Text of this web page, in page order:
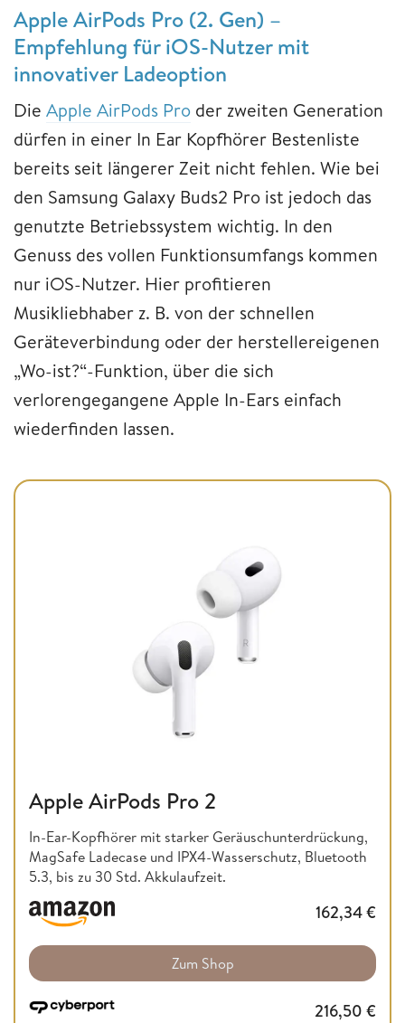
Apple AirPods Pro (2. Gen) –
Empfehlung für iOS-Nutzer mit
innovativer Ladeoption
Die Apple AirPods Pro der zweiten Generation
dürfen in einer In Ear Kopfhörer Bestenliste
bereits seit längerer Zeit nicht fehlen. Wie bei
den Samsung Galaxy Buds2 Pro ist jedoch das
genutzte Betriebssystem wichtig. In den
Genuss des vollen Funktionsumfangs kommen
nur iOS-Nutzer. Hier profitieren
Musikliebhaber z. B. von der schnellen
Geräteverbindung oder der herstellereigenen
„Wo-ist?“-Funktion, über die sich
verlorengegangene Apple In-Ears einfach
wiederfinden lassen.
Apple AirPods Pro 2
In-Ear-Kopfhörer mit starker Geräuschunterdrückung,
MagSafe Ladecase und IPX4-Wasserschutz, Bluetooth
5.3, bis zu 30 Std. Akkulaufzeit.
162,34€
Zum Shop
216,50 €